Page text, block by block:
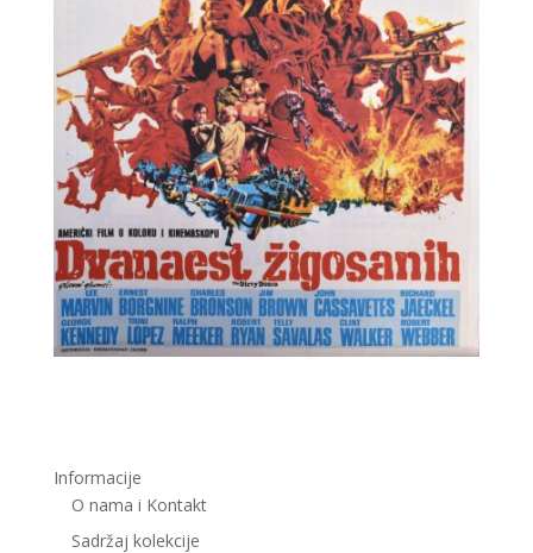
Informacije
O nama i Kontakt
Sadržaj kolekcije